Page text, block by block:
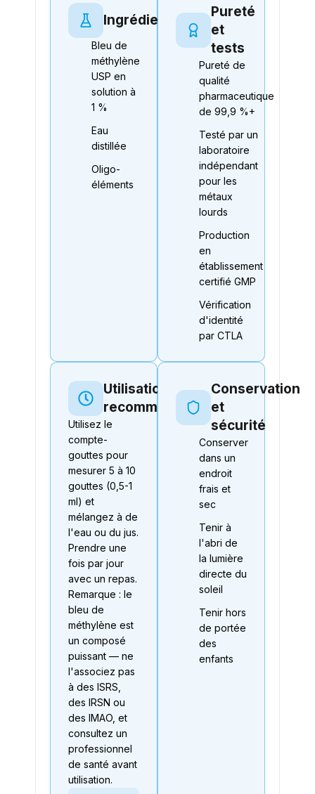
Ingrédients
Bleu de
méthylène
USP en
solution à
1 %
Eau
distillée
Oligo-
éléments
Pureté
et
tests
Pureté de
qualité
pharmaceutique
de 99,9 %+
Testé par un
laboratoire
indépendant
pour les
métaux
lourds
Production
en
établissement
certifié GMP
Vérification
d'identité
par CTLA
Utilisation
recommandée
Utilisez le
compte-
gouttes pour
mesurer 5 à 10
gouttes (0,5-1
ml) et
mélangez à de
l'eau ou du jus.
Prendre une
fois par jour
avec un repas.
Remarque : le
bleu de
méthylène est
un composé
puissant — ne
l'associez pas
à des ISRS,
des IRSN ou
des IMAO, et
consultez un
professionnel
de santé avant
utilisation.
Conservation
et
sécurité
Conserver
dans un
endroit
frais et
sec
Tenir à
l'abri de
la lumière
directe du
soleil
Tenir hors
de portée
des
enfants